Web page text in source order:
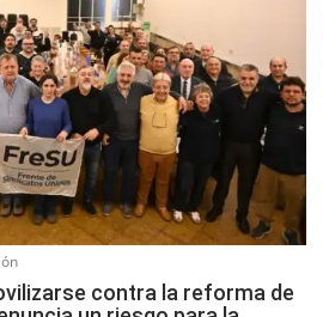
contra la reforma de